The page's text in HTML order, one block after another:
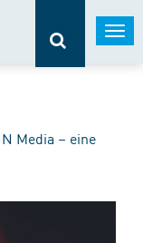
Media – eine